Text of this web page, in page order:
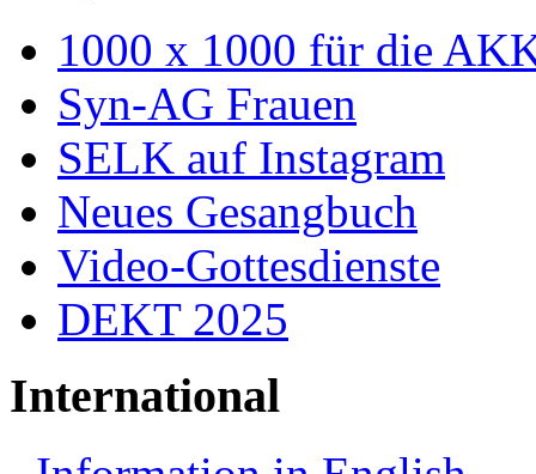
1000 x 1000 für die
Syn-AG Frauen
SELK auf Instagram
Neues Gesangbuch
Video-Gottesdienste
DEKT 2025
International